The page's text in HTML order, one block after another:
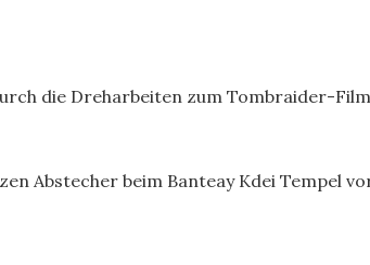
die Dreharbeiten zum Tombraider-
Abstecher beim Banteay Kdei Tempel